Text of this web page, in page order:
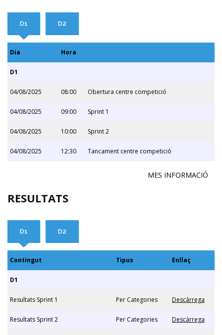
D1 D2
Dia Hora
D1
04/08/2025 08:00 Obertura centre competició
04/08/2025 09:00 Sprint 1
04/08/2025 10:00 Sprint 2
04/08/2025 12:30 Tancament centre competició
MES INFORMACIÓ
RESULTATS
D1 D2
Contingut Tipus Enllaç
D1
Resultats Sprint 1 Per Categories Descàrrega
Resultats Sprint 2 Per Categories Descàrrega